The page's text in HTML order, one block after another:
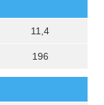
11,4
196